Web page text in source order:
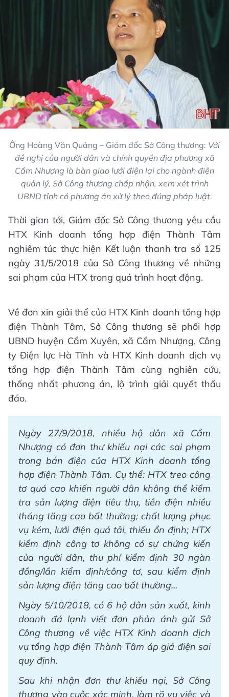
Ông Hoàng Văn Quảng – Giám đốc Sở Công thương: Với
đề nghị của người dân và chính quyền địa phương xã
Cẩm Nhượng là bàn giao lưới điện lại cho ngành điện
quản lý, Sở Công thương chấp nhận, xem xét trình
UBND tỉnh có phương án xử lý theo đúng pháp luật.
Thời gian tới, Giám đốc Sở Công thương yêu cầu
HTX Kinh doanh tổng hợp điện Thành Tâm
nghiêm túc thực hiện Kết luận thanh tra số 125
ngày 31/5/2018 của Sở Công thương về những
sai phạm của HTX trong quá trình hoạt động.
Về đơn xin giải thể của HTX Kinh doanh tổng hợp
điện Thành Tâm, Sở Công thương sẽ phối hợp
UBND huyện Cẩm Xuyên, xã Cẩm Nhượng, Công
ty Điện lực Hà Tĩnh và HTX Kinh doanh dịch vụ
tổng hợp điện Thành Tâm cùng nghiên cứu,
thống nhất phương án, lộ trình giải quyết thấu
đáo.
Ngày 27/9/2018, nhiều hộ dân xã Cẩm
Nhượng có đơn thư khiếu nại các sai phạm
trong bán điện của HTX Kinh doanh tổng
hợp điện Thành Tâm. Cụ thể: HTX treo công
tơ quá cao khiến người dân không thể kiểm
tra sản lượng điện tiêu thụ, tiền điện nhiều
tháng tăng cao bất thường; chất lượng phục
vụ kém, lưới điện quá tải, thiếu ổn định; HTX
kiểm định công tơ không có sự chứng kiến
của người dân, thu phí kiểm định 30 ngàn
đồng/lần kiểm định/công tơ, sau kiểm định
sản lượng điện tăng cao bất thường…
Ngày 5/10/2018, có 6 hộ dân sản xuất, kinh
doanh đá lạnh viết đơn phản ánh gửi Sở
Công thương về việc HTX Kinh doanh dịch
vụ tổng hợp điện Thành Tâm áp giá điện sai
quy định.
Sau khi nhận đơn thư khiếu nại, Sở Công
thương vào cuộc xác minh, làm rõ vụ việc và